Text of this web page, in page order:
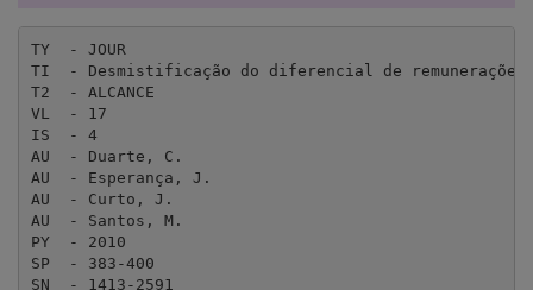
TY  - JOUR
TI  - Desmistificação do diferencial de remunerações
T2  - ALCANCE
VL  - 17
IS  - 4
AU  - Duarte, C.
AU  - Esperança, J.
AU  - Curto, J.
AU  - Santos, M.
PY  - 2010
SP  - 383-400
SN  - 1413-2591